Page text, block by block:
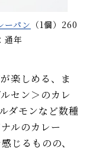
ーパン （1個）260
通年
楽しめる、ま
セン＞のカレ
ダモンなど数種
ルのカレー
じるものの、